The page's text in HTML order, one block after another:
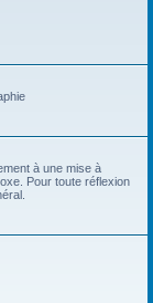
à une mise à
Pour toute réflexion